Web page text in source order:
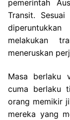
pemerintah
Transit.
melakukan
meneruskan
Masa berlaku
cuma berlaku
orang memikir
mereka yang